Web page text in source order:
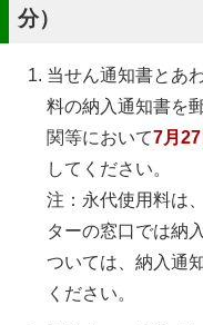
分）
当せん通知書とあ
料の納入通知書を
関等において7月
してください。
注：永代使用料は
ターの窓口では納
ついては、納入通
ください。